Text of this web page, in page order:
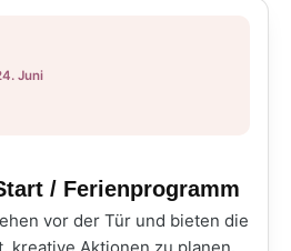
Juni
/ Ferienprogramm
vor der Tür und bieten die